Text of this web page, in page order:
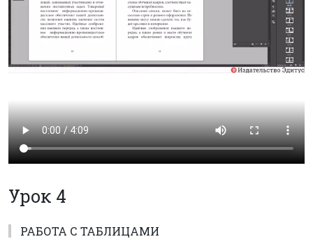
Урок 4
РАБОТА С ТАБЛИЦАМИ